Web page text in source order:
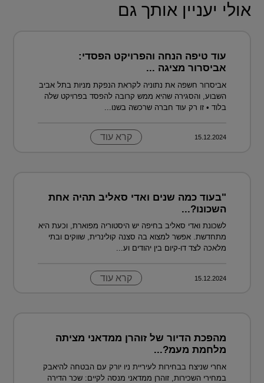
אולי יעניין אותך גם
עוד טיפה הנחה והפרויקט הפסדי:
אביסרור מציגה ...
אביסרור חשפה את נתוניה לקראת הנפקת מניות בתל אביב
השבוע, והסגירה שהיא ממש קרובה להפסד בפרויקט שלה
בלוד • זו רק עוד חברה שרכשה בשנו...
15.12.2024 קרא עוד
"בעוד כמה שנים ואדי סאליב תהיה אחת
השכונו?...
לשכונת ואדי סאליב בחיפה יש היסטוריה מפוארת, וכעת היא
מתחדשת. אפשר למצוא בה סצנה קולינרית, שווקים ובתי
מלאכה לצד דו-קיום בין יהודים וע...
15.12.2024 קרא עוד
מהפכת הדיור של זוהרן ממדאני מציתה
מלחמת מעמ?...
אחרי שניצח בבחירות לעיריית ניו יורק עם הבטחה להיאבק
במחירי השכירות, זוהרן ממדאני מנסה לקיים: שכר הדירה